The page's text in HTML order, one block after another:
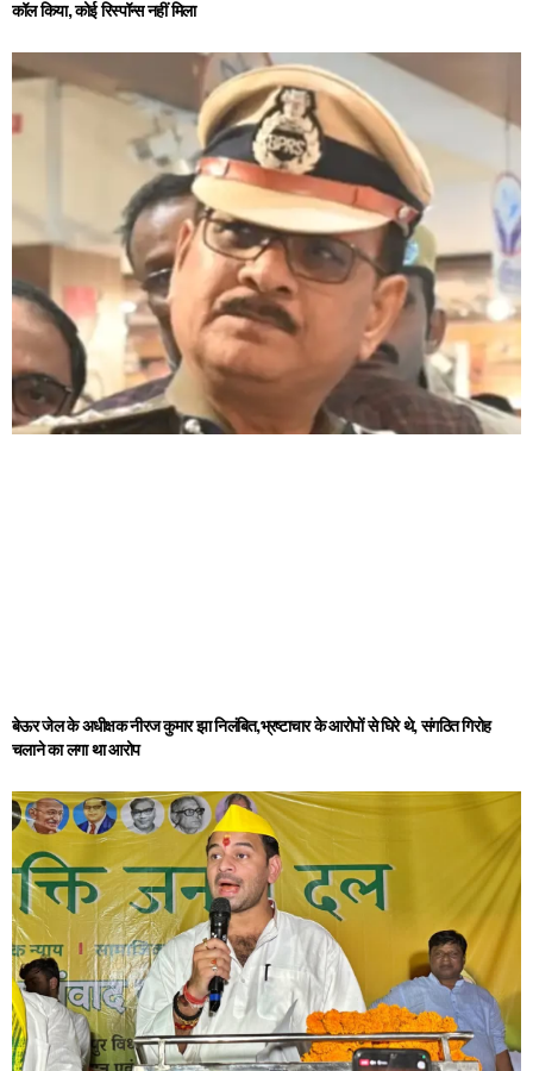
कॉल किया, कोई रिस्पॉन्स नहीं मिला
बेऊर जेल के अधीक्षक नीरज कुमार झा निलंबित,भ्रष्टाचार के आरोपों से घिरे थे, संगठित गिरोह
चलाने का लगा था आरोप